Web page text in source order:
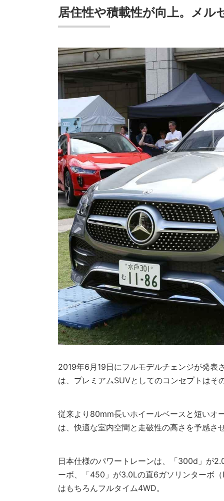
居住性や積載性が向上。メル
2019年6月19日にフルモデルチェンジが発表
は、プレミアムSUVとしてのコンセプトはそ
従来より80mm長いホイールベースと短いオ
は、快適な室内空間と走破性の高さを予感さ
日本仕様のパワートレーンは、「300d」が
ーボ、「450」が3.0Lの直6ガソリンターボ
はもちろんフルタイム4WD。